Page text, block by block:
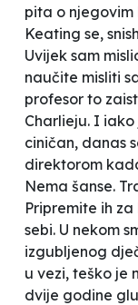
pita o
Keating se,
Uvijek sam
naučite misliti
profesor to
Charlieju. I
ciničan, danas
direktorom
Nema šanse.
Pripremite ih
sebi. U nekom
izgubljenog
u vezi, teško je
dvije godine